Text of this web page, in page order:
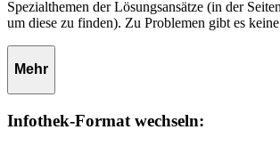
Spezialthemen der Lösungsansätze (in der
um diese zu finden). Zu Problemen gibt es
Mehr
Infothek-Format wechseln: